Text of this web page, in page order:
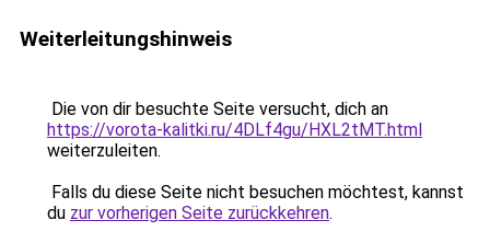
Weiterleitungshinweis
Die von dir besuchte Seite versucht, dich an
https://vorota-kalitki.ru/4DLf4gu/HXL2tMT.html
weiterzuleiten.
Falls du diese Seite nicht besuchen möchtest, kannst
du zur vorherigen Seite zurückkehren.